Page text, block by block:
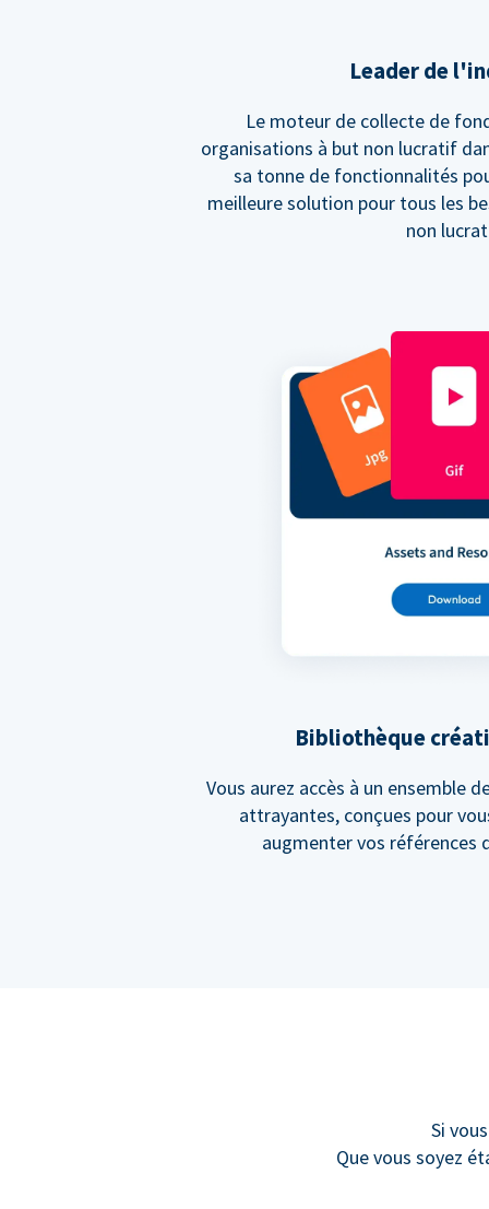
Leader de
Le moteur de collecte de
organisations à but non lucratif
sa tonne de fonctionnalités
meilleure solution pour tous les
non
Bibliothèque
Vous aurez accès à un ensemble
attrayantes, conçues pour
augmenter vos références
Si
Que vous soyez